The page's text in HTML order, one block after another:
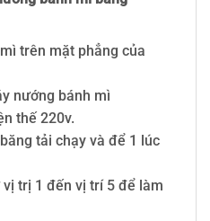
trên mặt phẳng của
nướng bánh mì
thế 220v.
tải chạy và để 1 lúc
trị 1 đến vị trí 5 để làm